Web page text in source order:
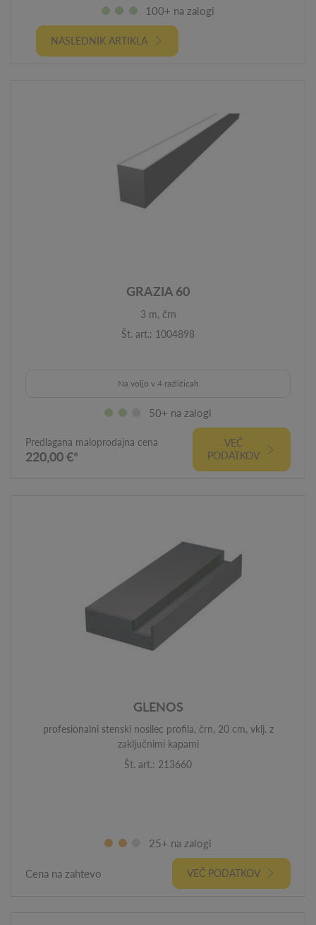
100+ na zalogi
NASLEDNIK ARTIKLA
GRAZIA 60
3 m, črn
Št. art.: 1004898
Na voljo v 4 različicah
50+ na zalogi
Predlagana maloprodajna cena
220,00 €*
VEČ
PODATKOV
GLENOS
profesionalni stenski nosilec profila, črn, 20 cm, vklj. z
zaključnimi kapami
Št. art.: 213660
25+ na zalogi
Cena na zahtevo VEČ PODATKOV